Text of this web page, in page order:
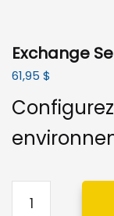
Exchange
61,95 $